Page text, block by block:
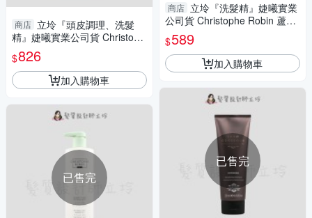
商店 立坽『頭皮調理、洗髮
精』婕曦實業公司貨 Christoph
e Robin 海鹽舒緩頭皮潔淨霜2
50ml HS09 HS03
$826
加入購物車
已售完
商店 立坽『洗髮精』婕曦實業
公司貨 Christophe Robin 蘆薈
保濕修護洗髮露250ml HS09 H
H01
$589
加入購物車
已售完